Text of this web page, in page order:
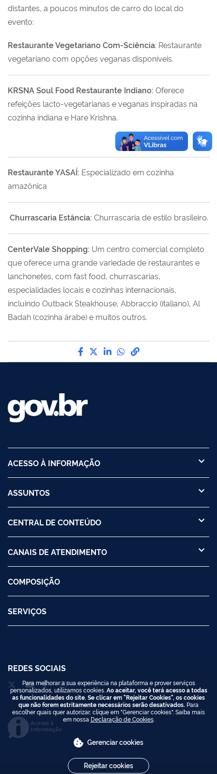
distantes, a poucos minutos de carro do local do
evento:
Restaurante Vegetariano Com-Sciência: Restaurante
vegetariano com opções veganas disponíveis.
KRSNA Soul Food Restaurante Indiano: Oferece
refeições lacto-vegetarianas e veganas inspiradas na
cozinha indiana e Hare Krishna.
Restaurante YASAÍ: Especializado em cozinha
amazônica
Churrascaria Estância: Churrascaria de estilo brasileiro.
CenterVale Shopping: Um centro comercial completo
que oferece uma grande variedade de restaurantes e
lanchonetes, com fast food, churrascarias,
especialidades locais e cozinhas internacionais,
incluindo Outback Steakhouse, Abbraccio (italiano), Al
Badah (cozinha árabe) e muitos outros.
Compartilhe por Facebook
Compartilhe por Twitter
Compartilhe por
Compartilhe por
link para Copiar
ACESSO À INFORMAÇÃO
ASSUNTOS
CENTRAL DE CONTEÚDO
CANAIS DE ATENDIMENTO
COMPOSIÇÃO
SERVIÇOS
REDES SOCIAIS
Acesso à
Informação
Para melhorar a sua experiência na plataforma e prover serviços
personalizados, utilizamos cookies. Ao aceitar, você terá acesso a todas
as funcionalidades do site. Se clicar em "Rejeitar Cookies", os cookies
que não forem estritamente necessários serão desativados. Para
escolher quais quer autorizar, clique em "Gerenciar cookies". Saiba mais
em nossa Declaração de Cookies.
Gerenciar cookies
Rejeitar cookies